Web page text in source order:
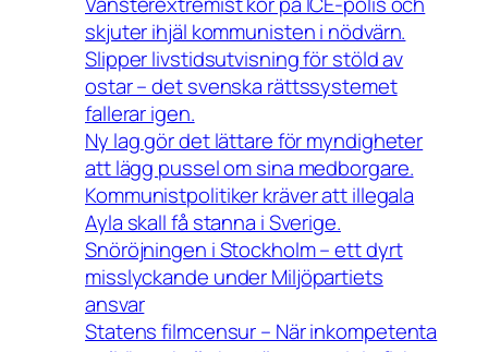
skjuter ihjäl kommunisten i nödvärn.
Slipper livstidsutvisning för stöld av
ostar – det svenska rättssystemet
fallerar igen.
Ny lag gör det lättare för myndigheter
att lägg pussel om sina medborgare.
Kommunistpolitiker kräver att illegala
Ayla skall få stanna i Sverige.
Snöröjningen i Stockholm – ett dyrt
misslyckande under Miljöpartiets
ansvar
Statens filmcensur – När inkompetenta